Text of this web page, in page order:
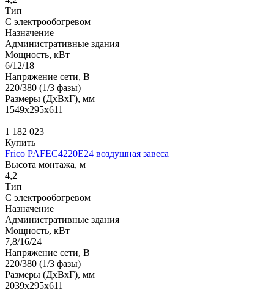
Тип
С электрообогревом
Назначение
Административные здания
Мощность, кВт
6/12/18
Напряжение сети, В
220/380 (1/3 фазы)
Размеры (ДхВхГ), мм
1549x295x611
1 182 023
Купить
Frico PAFEC4220E24 воздушная завеса
Высота монтажа, м
4,2
Тип
С электрообогревом
Назначение
Административные здания
Мощность, кВт
7,8/16/24
Напряжение сети, В
220/380 (1/3 фазы)
Размеры (ДхВхГ), мм
2039x295x611